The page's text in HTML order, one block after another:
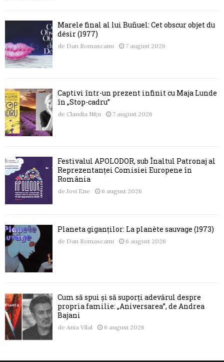
Marele final al lui Buñuel: Cet obscur objet du
désir (1977)
de Dan Romascanu 7 august 2026
Captivi într-un prezent infinit cu Maja Lunde
în „Stop-cadru”
de Claudia Nițu 7 august 2026
Festivalul APOLODOR, sub Înaltul Patronaj al
Reprezentanței Comisiei Europene în
România
de Jovi Ene 6 august 2026
Planeta giganților: La planète sauvage (1973)
de Dan Romascanu 6 august 2026
Cum să spui și să suporți adevărul despre
propria familie: „Aniversarea”, de Andrea
Bajani
de Ania Vilal 6 august 2026